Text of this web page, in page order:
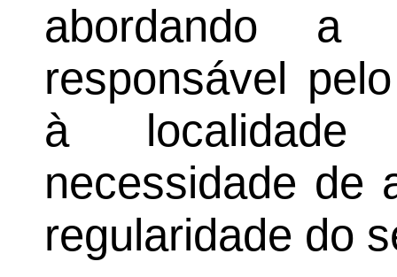
abordando a
responsável
à
necessidade de
regularidade do